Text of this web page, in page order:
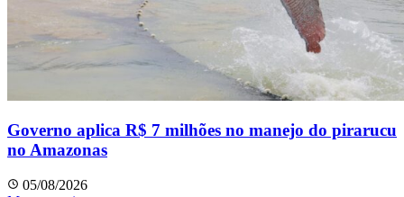
Governo aplica R$ 7 milhões no manejo do pirarucu
no Amazonas
05/08/2026